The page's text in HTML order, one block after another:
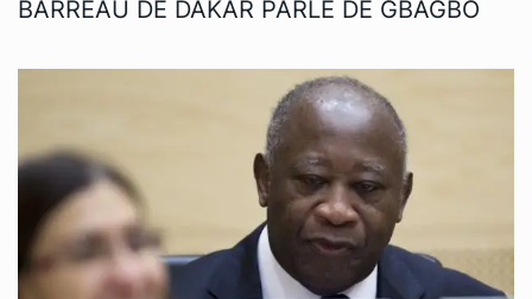
BARREAU DE DAKAR PARLE DE GBAGBO